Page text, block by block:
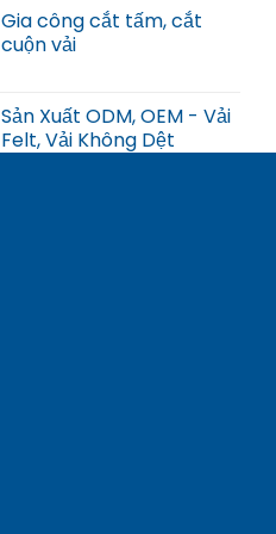
Gia công cắt tấm, cắt
cuộn vải
Sản Xuất ODM, OEM - Vải
Felt, Vải Không Dệt